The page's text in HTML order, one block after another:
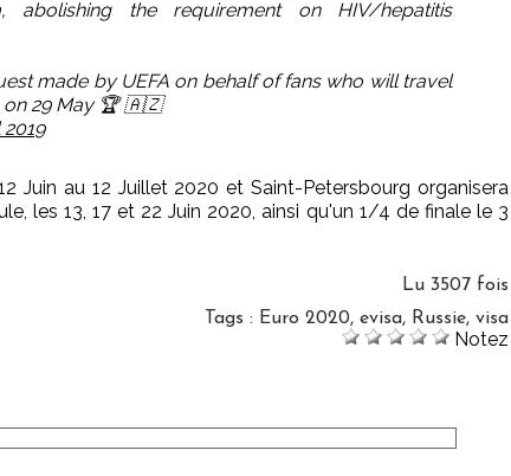
abolishing the requirement on HIV/hepatitis
made by UEFA on behalf of fans who will travel
on 29 May 🏆 🇦🇿
Juin au 12 Juillet 2020 et Saint-Petersbourg organisera
les 13, 17 et 22 Juin 2020, ainsi qu'un 1/4 de finale le 3
Lu 3507 fois
Tags : Euro 2020, evisa, Russie, visa
Notez